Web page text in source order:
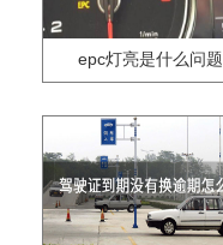
epc灯亮是什么问题